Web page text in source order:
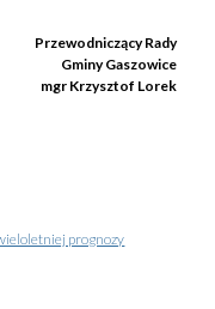
Przewodniczący Rady
Gminy Gaszowice
mgr Krzysztof Lorek
prognozy